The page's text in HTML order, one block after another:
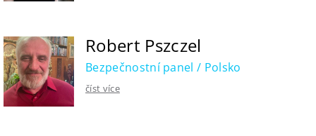
Robert Pszczel
Bezpečnostní panel / Polsko
číst více